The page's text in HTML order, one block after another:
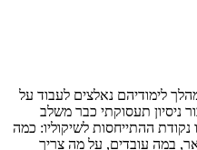
לימודיהם נאלצים לעבוד על
ניסיון תעסוקתי כבר משלב
ההתייחסות לשיקוליו: כמה
במה עובדים, על מה צריך